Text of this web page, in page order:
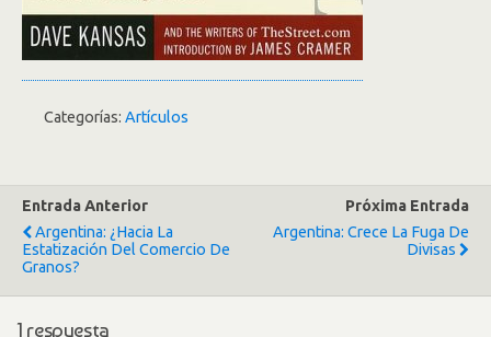
Categorías: Artículos
Entrada Anterior
Argentina: ¿Hacia La
Estatización Del Comercio De
Granos?
Próxima Entrada
Argentina: Crece La Fuga De
Divisas
1 respuesta